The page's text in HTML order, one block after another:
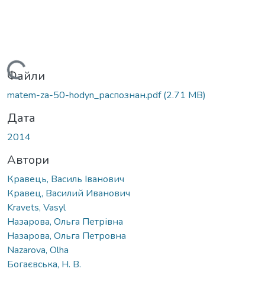
Вантажиться...
Файли
matem-za-50-hodyn_распознан.pdf(2.71 MB)
Дата
2014
Автори
Кравець, Василь Іванович
Кравец, Василий Иванович
Kravets, Vasyl
Назарова, Ольга Петрівна
Назарова, Ольга Петровна
Nazarova, Olha
Богаєвська, Н. В.